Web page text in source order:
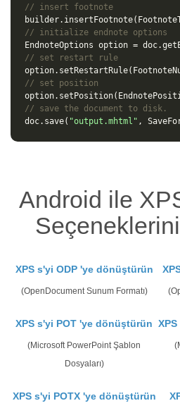
// insert footnote
builder. insertFootnote(
// initialize endnote options
EndnoteOptions option = doc.
// set restart rule
option. setRestartRule(
// set position
option. setPosition(
// save the document to disk.
doc. save( "output.mhtml" ,
Android ile
XPS s'yi ODP 'ye dönüştürün
(OpenDocument Sunum Formatı)
XPS s'yi POT 'ye dönüştürün
(Microsoft PowerPoint Şablon
Dosyaları)
XPS s'yi POTX 'ye dönüştürün